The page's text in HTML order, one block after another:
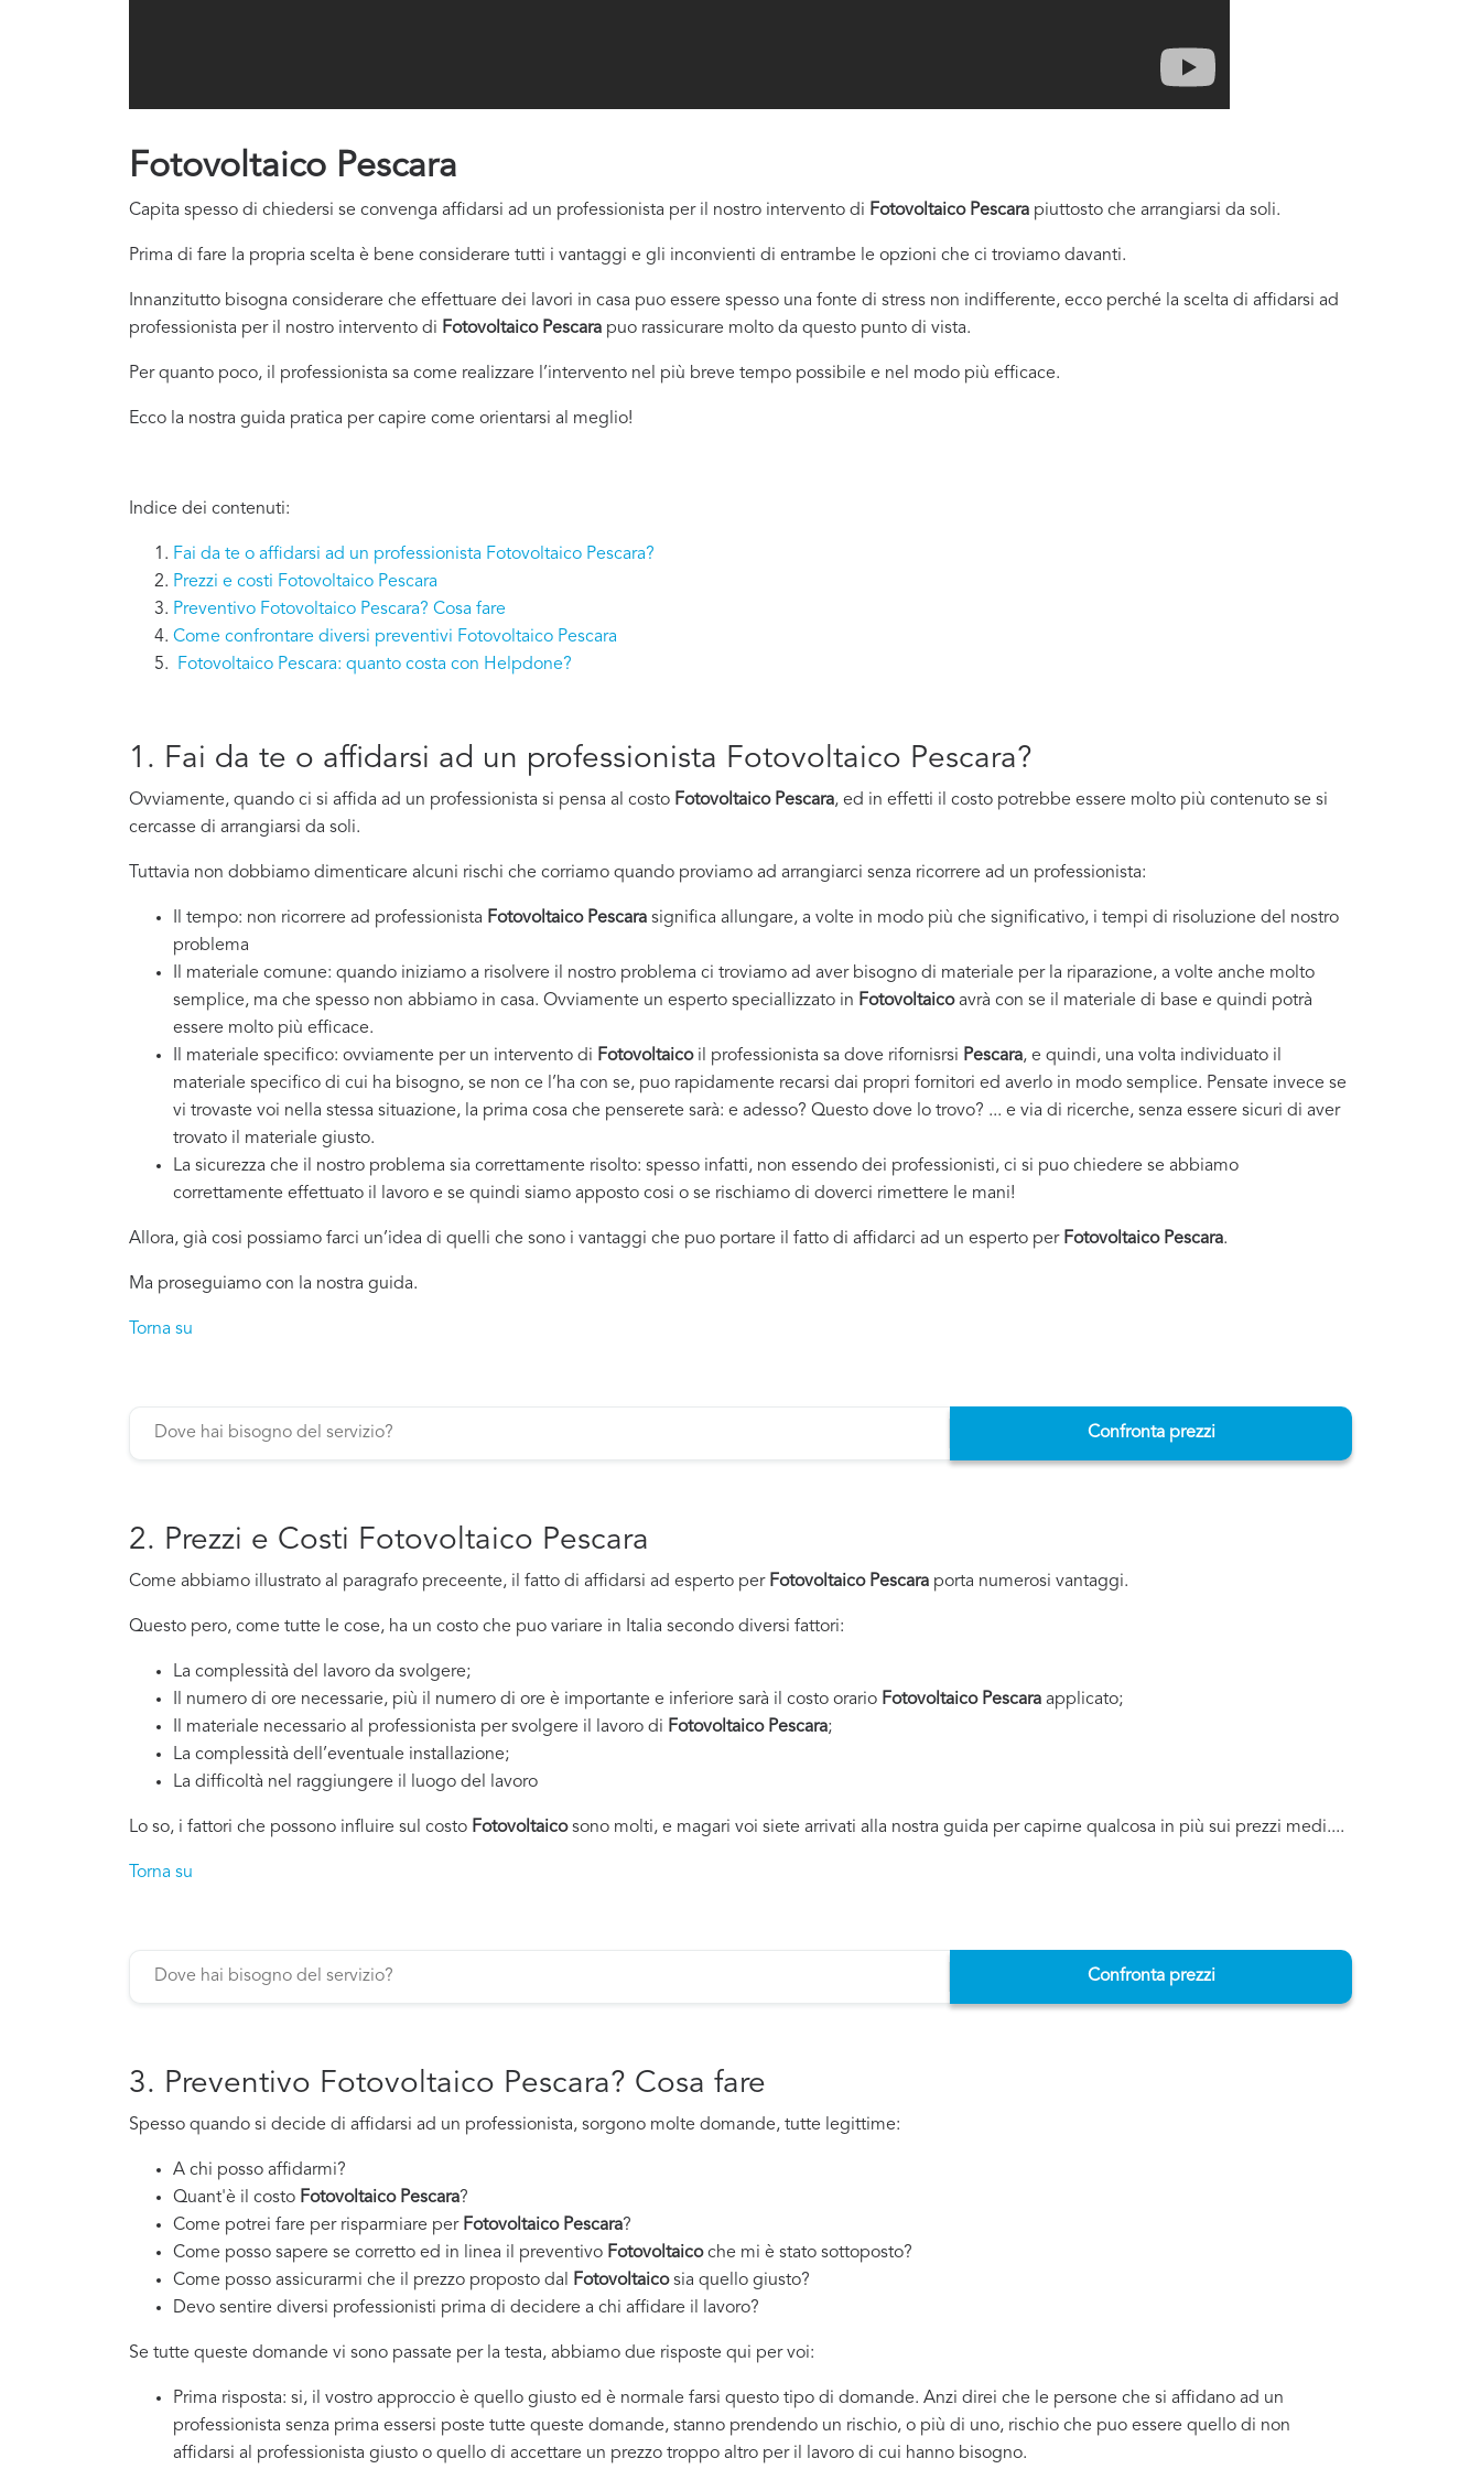
Fotovoltaico Pescara
Capita spesso di chiedersi se convenga affidarsi ad un professionista per il nostro intervento di Fotovoltaico Pescara piuttosto che arrangiarsi da soli.
Prima di fare la propria scelta è bene considerare tutti i vantaggi e gli inconvienti di entrambe le opzioni che ci troviamo davanti.
Innanzitutto bisogna considerare che effettuare dei lavori in casa puo essere spesso una fonte di stress non indifferente, ecco perché la scelta di affidarsi ad
professionista per il nostro intervento di Fotovoltaico Pescara puo rassicurare molto da questo punto di vista.
Per quanto poco, il professionista sa come realizzare l’intervento nel più breve tempo possibile e nel modo più efficace.
Ecco la nostra guida pratica per capire come orientarsi al meglio!
Indice dei contenuti:
Fai da te o affidarsi ad un professionista Fotovoltaico Pescara?
Prezzi e costi Fotovoltaico Pescara
Preventivo Fotovoltaico Pescara? Cosa fare
Come confrontare diversi preventivi Fotovoltaico Pescara
Fotovoltaico Pescara: quanto costa con Helpdone?
1. Fai da te o affidarsi ad un professionista Fotovoltaico Pescara?
Ovviamente, quando ci si affida ad un professionista si pensa al costo Fotovoltaico Pescara, ed in effetti il costo potrebbe essere molto più contenuto se si
cercasse di arrangiarsi da soli.
Tuttavia non dobbiamo dimenticare alcuni rischi che corriamo quando proviamo ad arrangiarci senza ricorrere ad un professionista:
Il tempo: non ricorrere ad professionista Fotovoltaico Pescara significa allungare, a volte in modo più che significativo, i tempi di risoluzione del nostro
problema
Il materiale comune: quando iniziamo a risolvere il nostro problema ci troviamo ad aver bisogno di materiale per la riparazione, a volte anche molto
semplice, ma che spesso non abbiamo in casa. Ovviamente un esperto speciallizzato in Fotovoltaicoavrà con se il materiale di base e quindi potrà
essere molto più efficace.
Il materiale specifico: ovviamente per un intervento di Fotovoltaicoil professionista sa dove rifornisrsi Pescara, e quindi, una volta individuato il
materiale specifico di cui ha bisogno, se non ce l’ha con se, puo rapidamente recarsi dai propri fornitori ed averlo in modo semplice. Pensate invece se
vi trovaste voi nella stessa situazione, la prima cosa che penserete sarà: e adesso? Questo dove lo trovo? ... e via di ricerche, senza essere sicuri di aver
trovato il materiale giusto.
La sicurezza che il nostro problema sia correttamente risolto: spesso infatti, non essendo dei professionisti, ci si puo chiedere se abbiamo
correttamente effettuato il lavoro e se quindi siamo apposto cosi o se rischiamo di doverci rimettere le mani!
Allora, già cosi possiamo farci un’idea di quelli che sono i vantaggi che puo portare il fatto di affidarci ad un esperto per Fotovoltaico Pescara.
Ma proseguiamo con la nostra guida.
Torna su
Confronta prezzi
2. Prezzi e Costi Fotovoltaico Pescara
Come abbiamo illustrato al paragrafo preceente, il fatto di affidarsi ad esperto per Fotovoltaico Pescara porta numerosi vantaggi.
Questo pero, come tutte le cose, ha un costo che puo variare in Italia secondo diversi fattori:
La complessità del lavoro da svolgere;
Il numero di ore necessarie, più il numero di ore è importante e inferiore sarà il costo orario Fotovoltaico Pescara applicato;
Il materiale necessario al professionista per svolgere il lavoro di Fotovoltaico Pescara;
La complessità dell’eventuale installazione;
La difficoltà nel raggiungere il luogo del lavoro
Lo so, i fattori che possono influire sul costo Fotovoltaicosono molti, e magari voi siete arrivati alla nostra guida per capirne qualcosa in più sui prezzi medi....
Torna su
Confronta prezzi
3. Preventivo Fotovoltaico Pescara? Cosa fare
Spesso quando si decide di affidarsi ad un professionista, sorgono molte domande, tutte legittime:
A chi posso affidarmi?
Quant'è il costo Fotovoltaico Pescara?
Come potrei fare per risparmiare per Fotovoltaico Pescara?
Come posso sapere se corretto ed in linea il preventivo Fotovoltaicoche mi è stato sottoposto?
Come posso assicurarmi che il prezzo proposto dal Fotovoltaicosia quello giusto?
Devo sentire diversi professionisti prima di decidere a chi affidare il lavoro?
Se tutte queste domande vi sono passate per la testa, abbiamo due risposte qui per voi:
Prima risposta: si, il vostro approccio è quello giusto ed è normale farsi questo tipo di domande. Anzi direi che le persone che si affidano ad un
professionista senza prima essersi poste tutte queste domande, stanno prendendo un rischio, o più di uno, rischio che puo essere quello di non
affidarsi al professionista giusto o quello di accettare un prezzo troppo altro per il lavoro di cui hanno bisogno.